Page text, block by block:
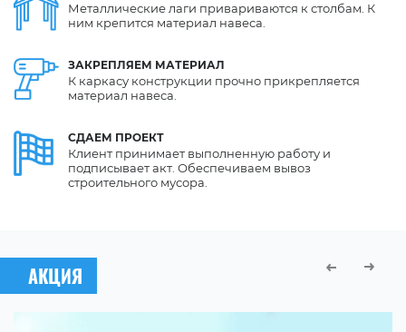
ЗАКРЕПЛЯЕМ МАТЕРИАЛ
СДАЕМ ПРОЕКТ
Металлические лаги привариваются к столбам. К
ним крепится материал навеса.
К каркасу конструкции прочно прикрепляется
материал навеса.
Клиент принимает выполненную работу и
подписывает акт. Обеспечиваем вывоз
строительного мусора.
АКЦИЯ